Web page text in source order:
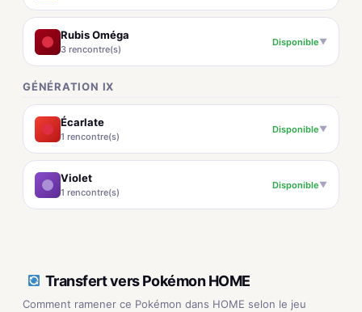
Rubis Oméga
3 rencontre(s)
Disponible▼
GÉNÉRATION IX
Écarlate
1 rencontre(s)
Disponible▼
Violet
1 rencontre(s)
Disponible▼
Transfert vers Pokémon HOME
Comment ramener ce Pokémon dans HOME selon le jeu